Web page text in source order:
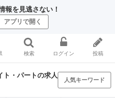
報を見逃さない！
アプリで開く
検索 ログイン 投稿
ト・パートの求人
人気キーワード